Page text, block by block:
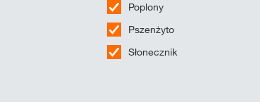
Poplony
Pszenżyto
Słonecznik